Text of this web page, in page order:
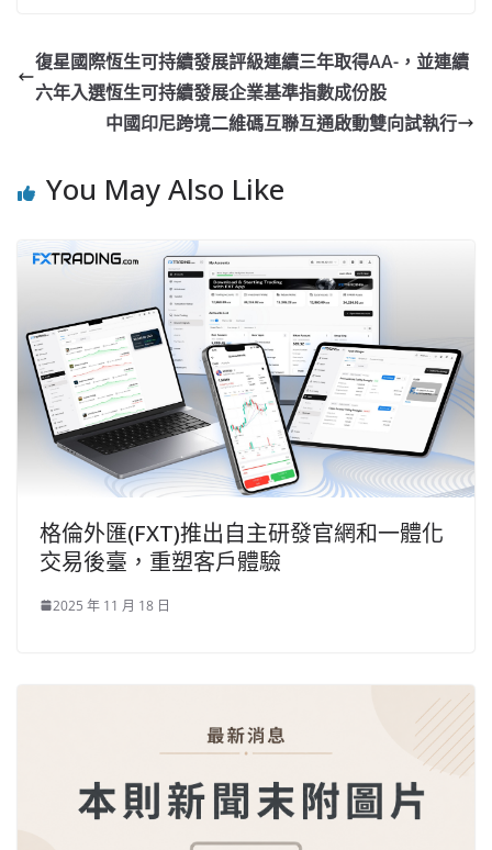
復星國際恆生可持續發展評級連續三年取得AA-，並連續
六年入選恆生可持續發展企業基準指數成份股
中國印尼跨境二維碼互聯互通啟動雙向試執行
You May Also Like
格倫外匯(FXT)推出自主研發官網和一體化
交易後臺，重塑客戶體驗
2025 年 11 月 18 日